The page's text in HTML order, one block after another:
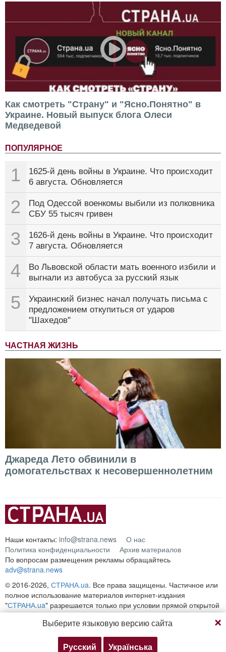
Как смотреть "Страну" и "Ясно.Понятно" в
Украине. Новый выпуск блога Олеси
Медведевой
ПОПУЛЯРНОЕ
1
1625-й день войны в Украине. Что происходит
6 августа. Обновляется
2
Под Одессой военкомы выбили из полковника
СБУ 55 тысяч гривен
3
1626-й день войны в Украине. Что происходит
7 августа. Обновляется
4
Во Львовской области мать военного избили и
выгнали из автобуса за русский язык
5
Украинский бизнес начал получать письма с
предложением откупиться от ударов
"Шахедов"
ЧАСТНАЯ ЖИЗНЬ
Джареда Лето обвинили в
домогательствах к несовершеннолетним
Наши контакты: info@strana.news
О нас
Политика конфиденциальности
Архив материалов
По вопросам размещения рекламы обращайтесь
adv@strana.news
© 2016-2026, СТРАНА.ua. Все права защищены. Частичное или
полное использование материалов интернет-издания
"СТРАНА.ua" разрешается только при условии прямой открытой
для поисковых систем гиперссылки на непосредственный адрес
материала на сайтеstrana.ua
Любое копирование, публикация, перепечатка или
воспроизведение информации, содержащей ссылку на
Выберите языковую версию сайта
Русский Українська